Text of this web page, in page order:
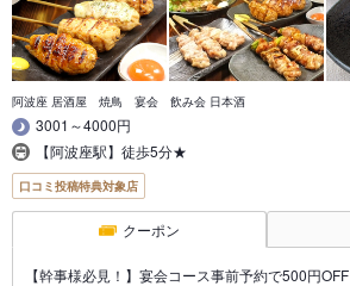
阿波座 居酒屋 焼鳥 宴会 飲み会 日本酒
3001～4000円
【阿波座駅】徒歩5分★
口コミ投稿特典対象店
クーポン
【幹事様必見！】宴会コース事前予約で500円OFF